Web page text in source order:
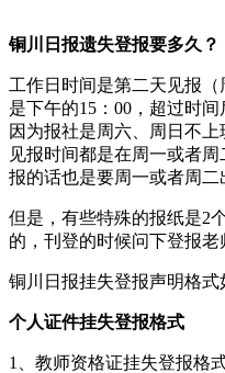
铜川日报遗失登报要多久？
工作日时间是第二天见报
是下午的15：00，超过时间
因为报社是周六、周日不
见报时间都是在周一或者
报的话也是要周一或者周二
但是，有些特殊的报纸是2
的，刊登的时候问下登报老
铜川日报挂失登报声明格式
个人证件挂失登报格式
1、教师资格证挂失登报格式